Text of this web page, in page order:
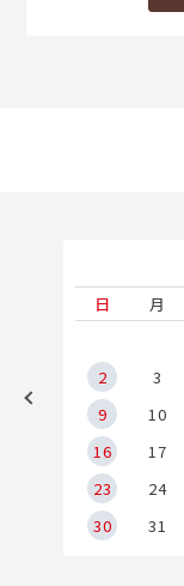
日
月
2
3
9
10
16
17
23
24
30
31